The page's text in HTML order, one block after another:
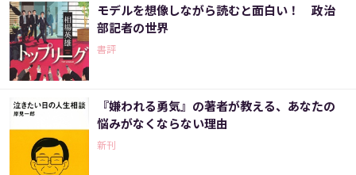
モデルを想像しながら読むと面白い！ 政治
部記者の世界
書評
『嫌われる勇気』の著者が教える、あなたの
悩みがなくならない理由
新刊